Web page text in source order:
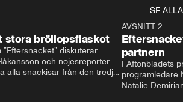
SE ALLA
stora bröllopsfiaskot
diskuterar
och nöjesreporter
alla snackisar från den tredje
AVSNITT 2
partnern
I Aftonbladets
programledare
Natalie